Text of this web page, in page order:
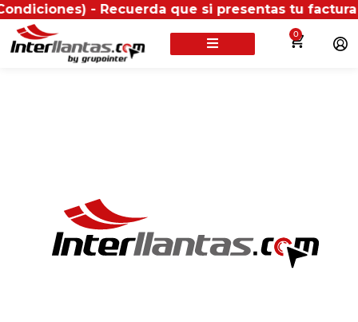
- Recuerda que si presentas tu factura
0